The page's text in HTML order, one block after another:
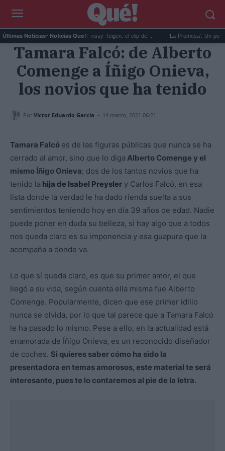
Últimas Noticias- Noticias Que!:
Zendaya, Tom Holland y Chrissy Teigen: el clip de ... 'La Promesa': Un personaje
Tamara Falcó: de Alberto
Comenge a Íñigo Onieva,
los novios que ha tenido
Por Victor Eduardo García - 14 marzo, 2021 06:21
Tamara Falcó es de las figuras públicas que nunca se ha
cerrado al amor, sino que lo diga Alberto Comenge y el
mismo Íñigo Onieva; dos de los tantos novios que ha
tenido la hija de Isabel Preysler y Carlos Falcó, en esa
lista donde la verdad le ha dado rienda suelta a sus
sentimientos teniendo hoy en día 39 años de edad. Nadie
puede poner en duda su belleza, si hay algo que a todos
nos queda claro es su imponencia y esa guapura que la
acompaña a donde va.
Lo que sí queda claro, es que su primer amor, el que
llegó a su vida, según cuenta ella misma fue Alberto
Comenge. Popularmente, dicen que ese primer idilio
nunca se olvida, por lo que tal parece que a Tamara Falcó
le ha pasado lo mismo. Pese a ello, en la actualidad está
enamorada de Íñigo Onieva, es un reconocido diseñador
de coches. Si quieres saber cómo ha sido la
presentadora en temas amorosos, este material te será
interesante, pues te lo contaremos al pie de la letra.